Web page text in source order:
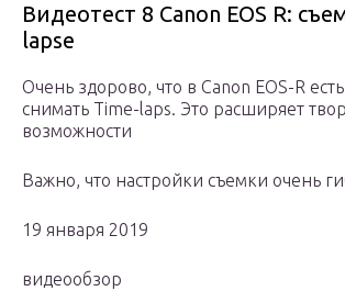
Видеотест 8 Canon EOS R:
lapse
Очень здорово, что в Canon EOS-R
снимать Time-laps. Это расширяет
возможности
Важно, что настройки съемки очень
19 января 2019
видеообзор